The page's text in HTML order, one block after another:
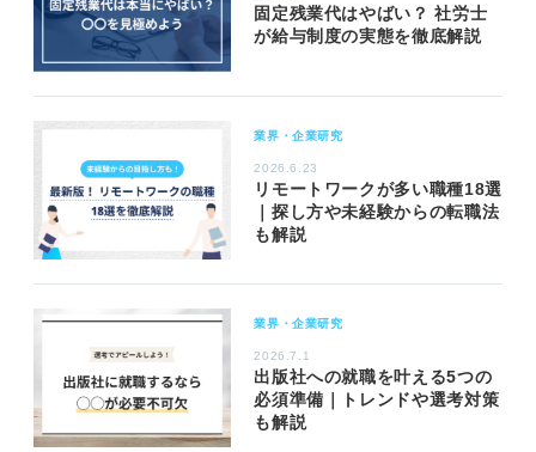
固定残業代はやばい？ 社労士
が給与制度の実態を徹底解説
業界・企業研究
2026.6.23
リモートワークが多い職種18選
｜探し方や未経験からの転職法
も解説
業界・企業研究
2026.7.1
出版社への就職を叶える5つの
必須準備｜トレンドや選考対策
も解説